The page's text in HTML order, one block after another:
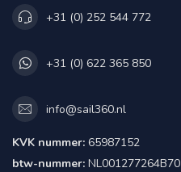
+31 (0) 252 544 772
+31 (0) 622 365 850
info@sail360.nl
KVK nummer: 65987152
btw-nummer: NL001277264B70